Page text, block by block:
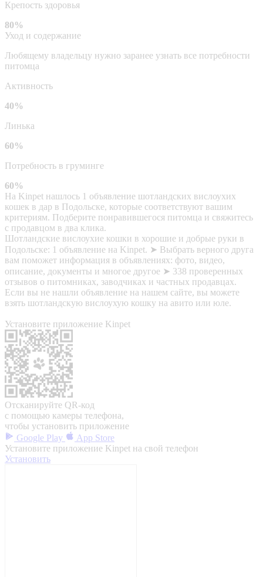
Крепость здоровья
80%
Уход и содержание
Любящему владельцу нужно заранее узнать все потребности
питомца
Активность
40%
Линька
60%
Потребность в груминге
60%
На Kinpet нашлось 1 объявление шотландских вислоухих
кошек в дар в Подольске, которые соответствуют вашим
критериям. Подберите понравившегося питомца и свяжитесь
с продавцом в два клика.
Шотландские вислоухие кошки в хорошие и добрые руки в
Подольске: 1 объявление на Kinpet. ➤ Выбрать верного друга
вам поможет информация в объявлениях: фото, видео,
описание, документы и многое другое ➤ 338 проверенных
отзывов о питомниках, заводчиках и частных продавцах.
Если вы не нашли объявление на нашем сайте, вы можете
взять шотландскую вислоухую кошку на авито или юле.
Установите приложение Kinpet
Отсканируйте QR-код
с помощью камеры телефона,
чтобы установить приложение
Google Play
App Store
Установите приложение Kinpet на свой телефон
Установить